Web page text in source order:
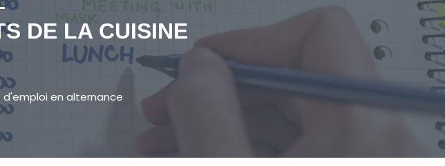
DE LA CUISINE
en alternance